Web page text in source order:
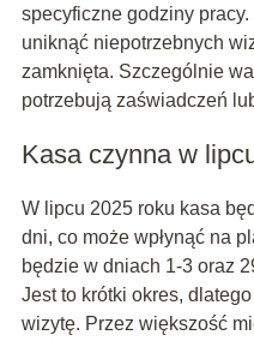
specyficzne godziny
uniknąć niepotrzebnych
zamknięta. Szczególnie
potrzebują zaświadczeń
Kasa czynna w
W lipcu 2025 roku kasa
dni, co może wpłynąć na
będzie w dniach 1-3 oraz
Jest to krótki okres,
wizytę. Przez większość